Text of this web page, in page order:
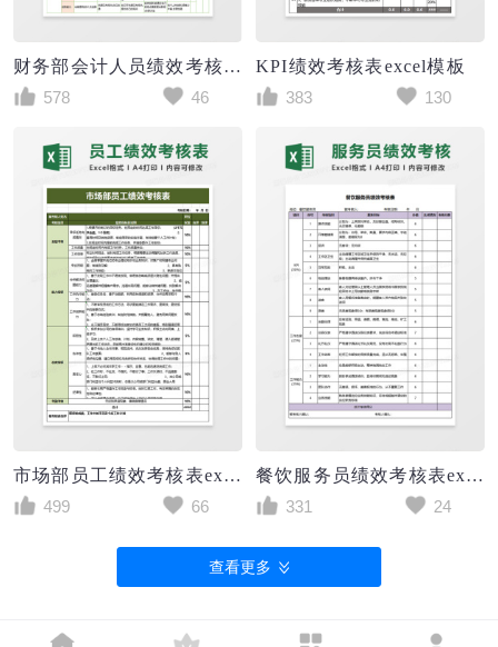
财务部会计人员绩效考核表excel模板
578
46
KPI绩效考核表excel模板
383
130
市场部员工绩效考核表excel模板
499
66
餐饮服务员绩效考核表execl模板
331
24
查看更多